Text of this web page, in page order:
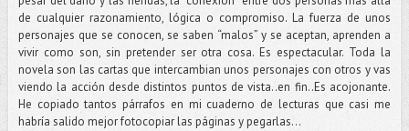
de cualquier razonamiento, lógica o compromiso. La fuerza de unos
personajes que se conocen, se saben “malos” y se aceptan, aprenden a
vivir como son, sin pretender ser otra cosa. Es espectacular. Toda la
novela son las cartas que intercambian unos personajes con otros y vas
viendo la acción desde distintos puntos de vista..en fin..Es acojonante.
He copiado tantos párrafos en mi cuaderno de lecturas que casi me
habría salido mejor fotocopiar las páginas y pegarlas…